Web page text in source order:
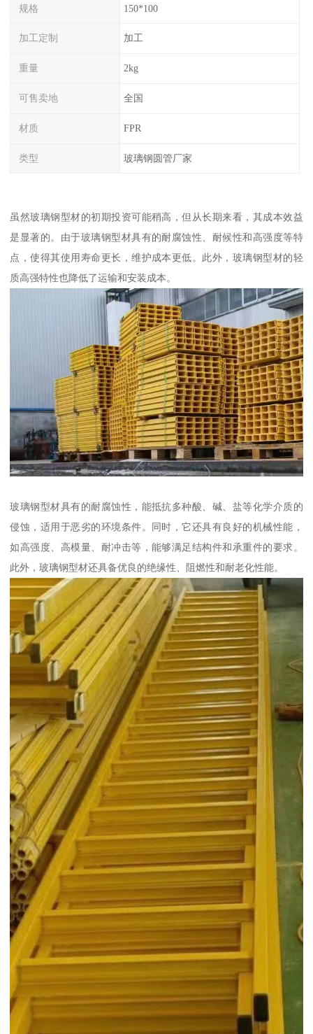
规格 150*100
加工定制 加工
重量 2kg
可售卖地 全国
材质 FPR
类型 玻璃钢圆管厂家
虽然玻璃钢型材的初期投资可能稍高，但从长期来看，其成本效益
是显著的。由于玻璃钢型材具有的耐腐蚀性、耐候性和高强度等特
点，使得其使用寿命更长，维护成本更低。此外，玻璃钢型材的轻
质高强特性也降低了运输和安装成本。
玻璃钢型材具有的耐腐蚀性，能抵抗多种酸、碱、盐等化学介质的
侵蚀，适用于恶劣的环境条件。同时，它还具有良好的机械性能，
如高强度、高模量、耐冲击等，能够满足结构件和承重件的要求。
此外，玻璃钢型材还具备优良的绝缘性、阻燃性和耐老化性能。